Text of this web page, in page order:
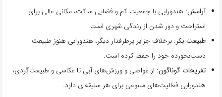
آرامش: هندورابی با جمعیت کم و فضایی ساکت، مکانی عالی برای
استراحت و دور شدن از زندگی شهری است.
طبیعت بکر: برخلاف جزایر پرطرفدار دیگر، هندورابی هنوز طبیعت
دست‌نخورده خود را حفظ کرده است.
تفریحات گوناگون: از غواصی و ورزش‌های آبی تا عکاسی و طبیعت‌گردی،
هندورابی فعالیت‌های متنوعی برای هر سلیقه‌ای دارد.